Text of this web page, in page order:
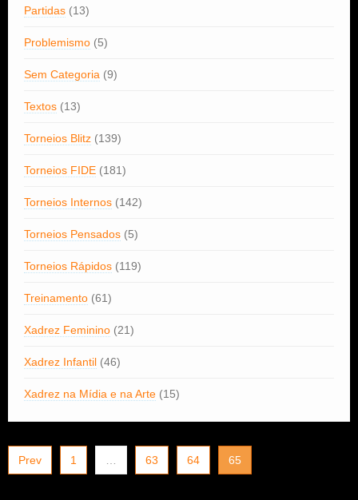
Partidas (13)
Problemismo (5)
Sem Categoria (9)
Textos (13)
Torneios Blitz (139)
Torneios FIDE (181)
Torneios Internos (142)
Torneios Pensados (5)
Torneios Rápidos (119)
Treinamento (61)
Xadrez Feminino (21)
Xadrez Infantil (46)
Xadrez na Mídia e na Arte (15)
Prev 1 63 64 65